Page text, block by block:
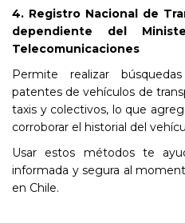
4. Registro Nacional de
dependiente del
Telecomunicaciones
Permite realizar
patentes de vehículos de
taxis y colectivos, lo que
corroborar el historial del
Usar estos métodos te
informada y segura al
en Chile.